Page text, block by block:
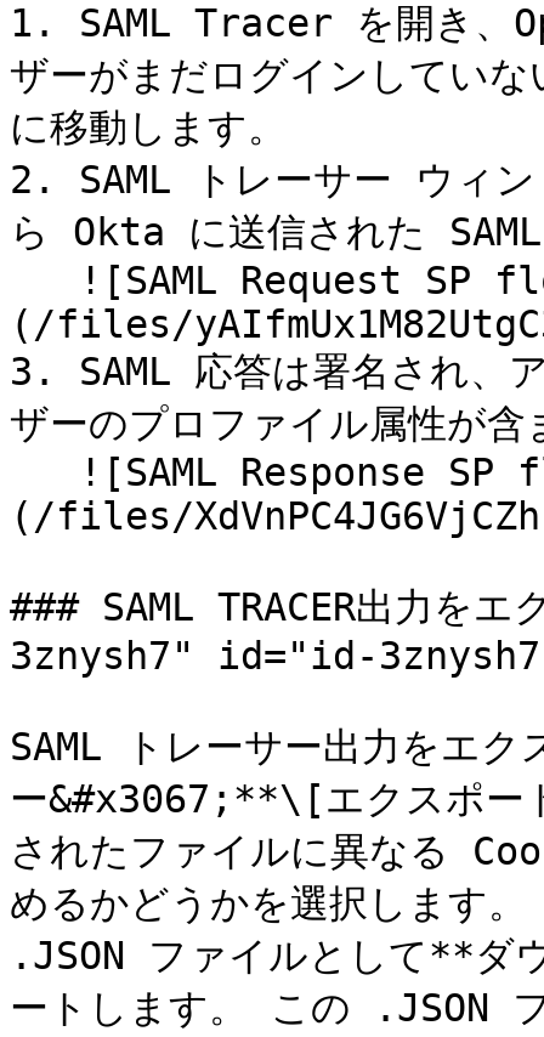
1. SAML Tracer を開き、
ザーがまだログインしてい
に移動します。
2. SAML トレーサー ウィン
ら Okta に送信された
(/files/
3. SAML 応答は署名され、
ザーのプロファイル属性が
(/files/
### SAML TRACER出力を
3znysh7" id="id-
SAML トレーサー出力をエ
ー&#x3067;**\[エクスポー
されたファイルに異なる
めるかどうかを選択します
.JSON ファイルとして**ダ
ートします。 この .JSON